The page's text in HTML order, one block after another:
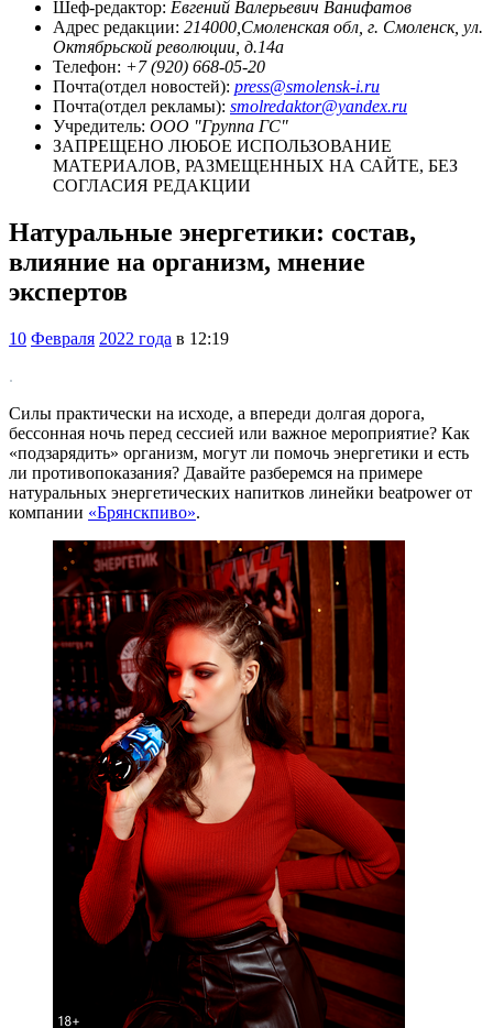
Шеф-редактор: Евгений Валерьевич Ванифатов
Адрес редакции: 214000,Смоленская обл, г. Смоленск, ул.
Октябрьской революции, д.14а
Телефон: +7 (920) 668-05-20
Почта(отдел новостей): press@smolensk-i.ru
Почта(отдел рекламы): smolredaktor@yandex.ru
Учредитель: ООО "Группа ГС"
ЗАПРЕЩЕНО ЛЮБОЕ ИСПОЛЬЗОВАНИЕ
МАТЕРИАЛОВ, РАЗМЕЩЕННЫХ НА САЙТЕ, БЕЗ
СОГЛАСИЯ РЕДАКЦИИ
Натуральные энергетики: состав,
влияние на организм, мнение
экспертов
10 Февраля 2022 года в 12:19
.
Силы практически на исходе, а впереди долгая дорога,
бессонная ночь перед сессией или важное мероприятие? Как
«подзарядить» организм, могут ли помочь энергетики и есть
ли противопоказания? Давайте разберемся на примере
натуральных энергетических напитков линейки beatpower от
компании «Брянскпиво».